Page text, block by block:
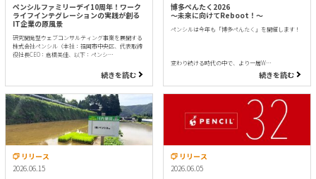
ペンシルファミリーデイ10周年！ワーク
ライフインテグレーションの実践が創る
IT企業の原風景
研究開発型ウェブコンサルティング事業を展開する
株式会社ペンシル（本社：福岡市中央区、代表取締
役社長CEO：倉橋美佳、以下：ペンシ…
続きを読む
博多ぺんたく2026
〜未来に向けてReboot！〜
ペンシルは今年も「博多ぺんたく」を開催します！
変わり続ける時代の中で、より一層W…
続きを読む
リリース
2026.06.15
リリース
2026.06.05